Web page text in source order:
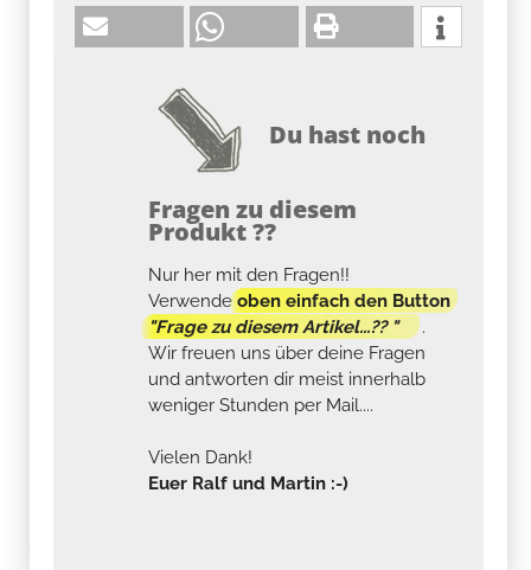
Du hast noch
Fragen zu diesem
Produkt ??
Nur her mit den Fragen!!
Verwendeoben einfach den Button
"Frage zu diesem Artikel...?? "
.
Wir freuen uns über deine Fragen
und antworten dir meist innerhalb
weniger Stunden per Mail....
Vielen Dank!
Euer Ralf und Martin :-)